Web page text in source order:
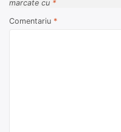
marcate cu *
Comentariu *